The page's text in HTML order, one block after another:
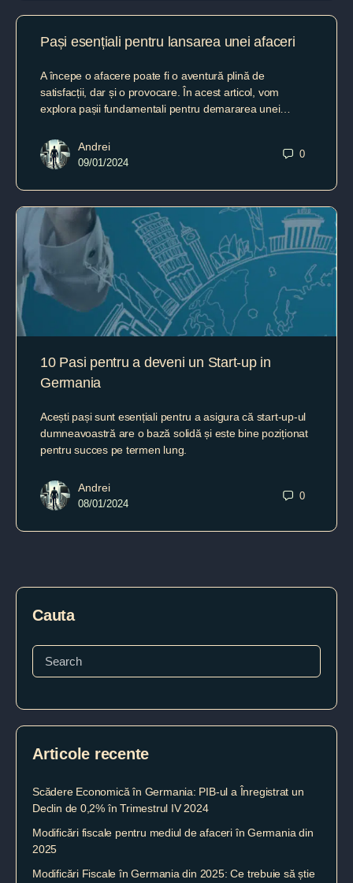
Pași esențiali pentru lansarea unei afaceri
A începe o afacere poate fi o aventură plină de
satisfacții, dar și o provocare. În acest articol, vom
explora pașii fundamentali pentru demararea unei…
Andrei
09/01/2024
0
10 Pasi pentru a deveni un Start-up in
Germania
Acești pași sunt esențiali pentru a asigura că start-up-ul
dumneavoastră are o bază solidă și este bine poziționat
pentru succes pe termen lung.
Andrei
08/01/2024
0
Cauta
Articole recente
Scădere Economică în Germania: PIB-ul a Înregistrat un
Declin de 0,2% în Trimestrul IV 2024
Modificări fiscale pentru mediul de afaceri în Germania din
2025
Modificări Fiscale în Germania din 2025: Ce trebuie să știe